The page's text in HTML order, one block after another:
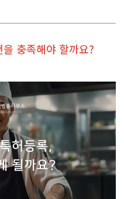
충족해야 할까요?